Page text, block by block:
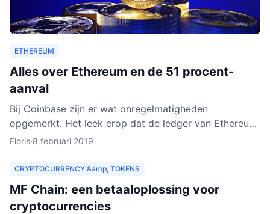
ETHEREUM
Alles over Ethereum en de 51 procent-
aanval
Bij Coinbase zijn er wat onregelmatigheden
opgemerkt. Het leek erop dat de ledger van Ethereum
Classic werd herschreven. Dat zou betekenen dat
Floris·8 februari 2019
CRYPTOCURRENCY &amp; TOKENS
MF Chain: een betaaloplossing voor
cryptocurrencies